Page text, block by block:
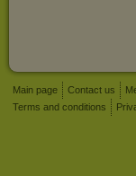
Main page Contact us
Terms and conditions